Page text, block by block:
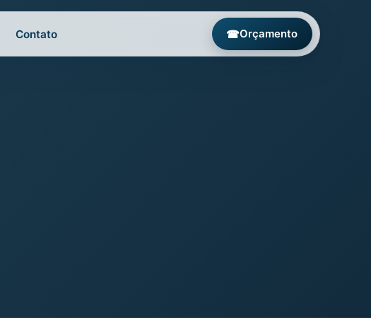
Contato ☎Orçamento